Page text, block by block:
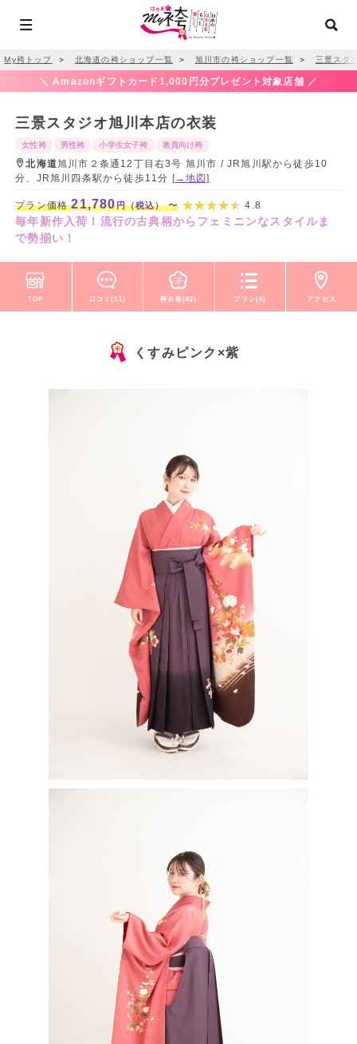
My袴トップ ＞ 北海道の袴ショップ一覧 ＞ 旭川市の袴ショップ一覧 ＞ 三景スタ
＼ Amazonギフトカード1,000円分プレゼント対象店舗 ／
三景スタジオ旭川本店の衣装
女性袴 男性袴 小学生女子袴 教員向け袴
北海道旭川市２条通12丁目右3号 旭川市 / JR旭川駅から徒歩10
分、JR旭川四条駅から徒歩11分 [→地図]
プラン価格21,780円（税込）〜 4.8
毎年新作入荷！流行の古典柄からフェミニンなスタイルま
で勢揃い！
TOP 口コミ(11) 袴衣装(82) プラン(6) アクセス
くすみピンク×紫